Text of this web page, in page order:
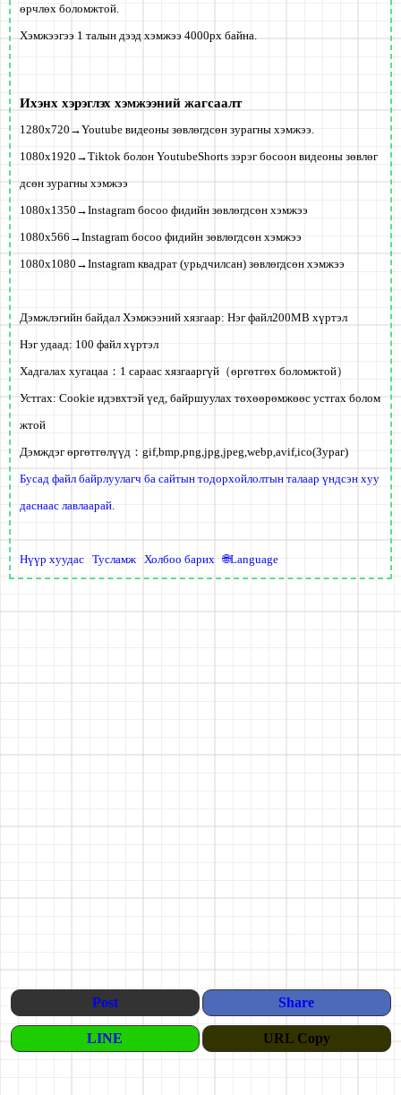
өрчлөх боломжтой.
Хэмжээгээ 1 талын дээд хэмжээ 4000px байна.
Ихэнх хэрэглэх хэмжээний жагсаалт
1280x720→Youtube видеоны зөвлөгдсөн зурагны хэмжээ.
1080x1920→Tiktok болон YoutubeShorts зэрэг босоон видеоны зөвлөг
дсөн зурагны хэмжээ
1080x1350→Instagram босоо фидийн зөвлөгдсөн хэмжээ
1080x566→Instagram босоо фидийн зөвлөгдсөн хэмжээ
1080x1080→Instagram квадрат (урьдчилсан) зөвлөгдсөн хэмжээ
Дэмжлэгийн байдал Хэмжээний хязгаар: Нэг файл200MB хүртэл
Нэг удаад: 100 файл хүртэл
Хадгалах хугацаа： 1 сараас хязгааргүй （өргөтгөх боломжтой）
Устгах: Cookie идэвхтэй үед, байршуулах төхөөрөмжөөс устгах болом
жтой
Дэмждэг өргөтгөлүүд： gif,bmp,png,jpg,jpeg,webp,avif,ico(Зураг)
Бусад файл байрлуулагч ба сайтын тодорхойлолтын талаар үндсэн хуу
даснаас лавлаарай.
Нүүр хуудас Тусламж Холбоо барих 🌐Language
Post Share
LINE URL Copy